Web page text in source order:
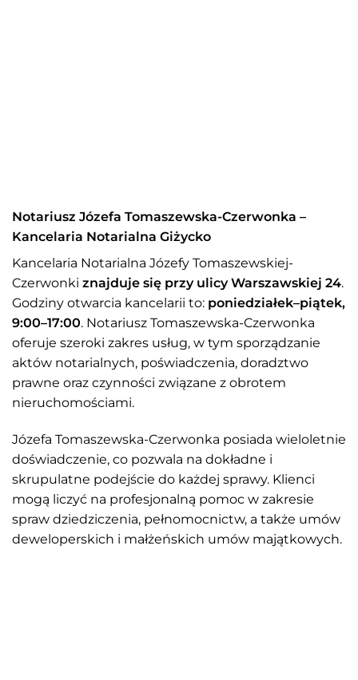
Notariusz Józefa Tomaszewska-Czerwonka –
Kancelaria Notarialna Giżycko
Kancelaria Notarialna Józefy Tomaszewskiej-
Czerwonki znajduje się przy ulicy Warszawskiej 24.
Godziny otwarcia kancelarii to: poniedziałek–piątek,
9:00–17:00. Notariusz Tomaszewska-Czerwonka
oferuje szeroki zakres usług, w tym sporządzanie
aktów notarialnych, poświadczenia, doradztwo
prawne oraz czynności związane z obrotem
nieruchomościami.
Józefa Tomaszewska-Czerwonka posiada wieloletnie
doświadczenie, co pozwala na dokładne i
skrupulatne podejście do każdej sprawy. Klienci
mogą liczyć na profesjonalną pomoc w zakresie
spraw dziedziczenia, pełnomocnictw, a także umów
deweloperskich i małżeńskich umów majątkowych.